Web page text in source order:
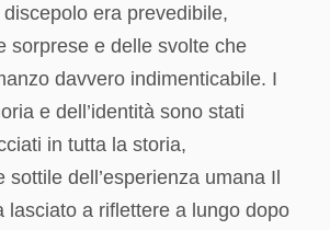
era prevedibile,
sorprese e delle svolte che
davvero indimenticabile. I
e dell’identità sono stati
in tutta la storia,
sottile dell’esperienza umana Il
lasciato a riflettere a lungo dopo